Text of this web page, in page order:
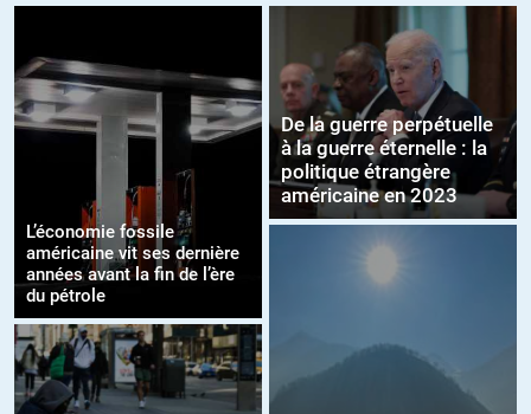
L’économie fossile
américaine vit ses dernière
années avant la fin de l’ère
du pétrole
De la guerre perpétuelle
à la guerre éternelle : la
politique étrangère
américaine en 2023